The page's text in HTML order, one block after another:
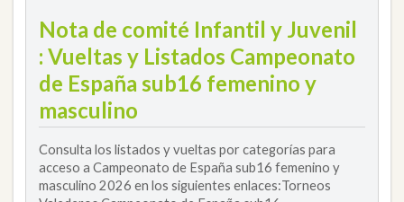
Nota de comité Infantil y Juvenil
: Vueltas y Listados Campeonato
de España sub16 femenino y
masculino
Consulta los listados y vueltas por categorías para
acceso a Campeonato de España sub16 femenino y
masculino 2026 en los siguientes enlaces:Torneos